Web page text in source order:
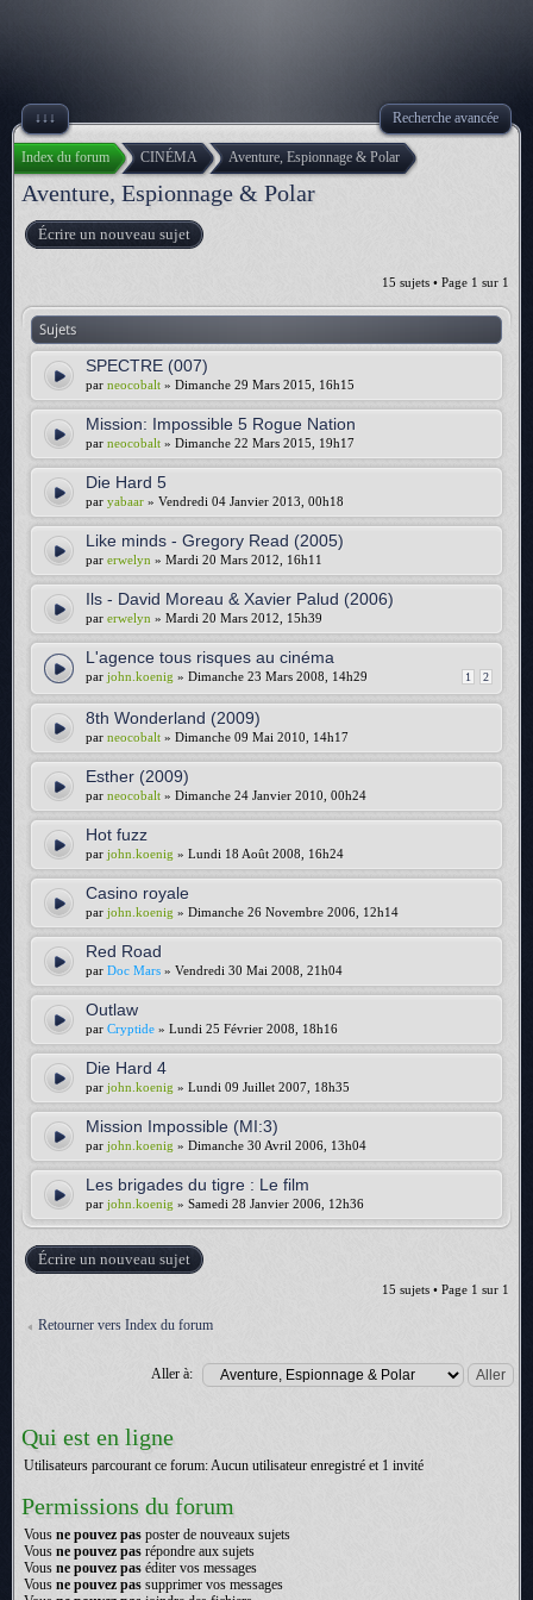
↓↓↓ Recherche avancée
Index du forum CINÉMA Aventure, Espionnage & Polar
Aventure, Espionnage & Polar
Écrire un nouveau sujet
15 sujets • Page 1 sur 1
Sujets
SPECTRE (007)
par neocobalt » Dimanche 29 Mars 2015, 16h15
Mission: Impossible 5 Rogue Nation
par neocobalt » Dimanche 22 Mars 2015, 19h17
Die Hard 5
par yabaar » Vendredi 04 Janvier 2013, 00h18
Like minds - Gregory Read (2005)
par erwelyn » Mardi 20 Mars 2012, 16h11
Ils - David Moreau & Xavier Palud (2006)
par erwelyn » Mardi 20 Mars 2012, 15h39
L'agence tous risques au cinéma
1 2
par john.koenig » Dimanche 23 Mars 2008, 14h29
8th Wonderland (2009)
par neocobalt » Dimanche 09 Mai 2010, 14h17
Esther (2009)
par neocobalt » Dimanche 24 Janvier 2010, 00h24
Hot fuzz
par john.koenig » Lundi 18 Août 2008, 16h24
Casino royale
par john.koenig » Dimanche 26 Novembre 2006, 12h14
Red Road
par Doc Mars » Vendredi 30 Mai 2008, 21h04
Outlaw
par Cryptide » Lundi 25 Février 2008, 18h16
Die Hard 4
par john.koenig » Lundi 09 Juillet 2007, 18h35
Mission Impossible (MI:3)
par john.koenig » Dimanche 30 Avril 2006, 13h04
Les brigades du tigre : Le film
par john.koenig » Samedi 28 Janvier 2006, 12h36
Écrire un nouveau sujet
15 sujets • Page 1 sur 1
Retourner vers Index du forum
Aller à:
Qui est en ligne
Utilisateurs parcourant ce forum: Aucun utilisateur enregistré et 1 invité
Permissions du forum
Vous ne pouvez pas poster de nouveaux sujets
Vous ne pouvez pas répondre aux sujets
Vous ne pouvez pas éditer vos messages
Vous ne pouvez pas supprimer vos messages